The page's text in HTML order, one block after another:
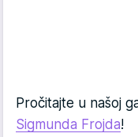
Pročitajte u našoj
Sigmunda Frojda!